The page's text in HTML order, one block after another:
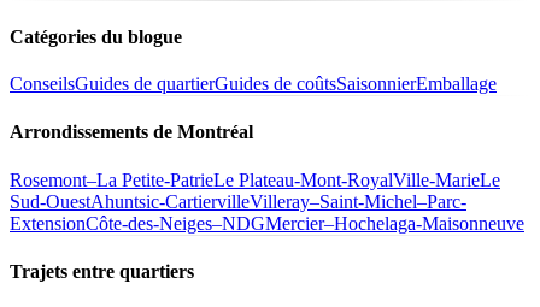
Catégories du blogue
ConseilsGuides de quartierGuides de coûtsSaisonnierEmballage
Arrondissements de Montréal
Rosemont–La Petite-PatrieLe Plateau-Mont-RoyalVille-MarieLe
Sud-OuestAhuntsic-CartiervilleVilleray–Saint-Michel–Parc-
ExtensionCôte-des-Neiges–NDGMercier–Hochelaga-Maisonneuve
Trajets entre quartiers